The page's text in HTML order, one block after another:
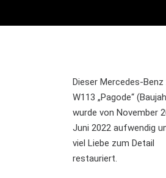
Dieser Mercedes-Benz
W113 „Pagode“
wurde von November
Juni 2022 aufwendig
viel Liebe zum Detail
restauriert.